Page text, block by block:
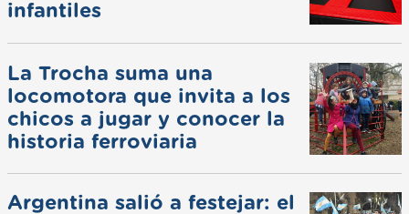
infantiles
La Trocha suma una
locomotora que invita a los
chicos a jugar y conocer la
historia ferroviaria
Argentina salió a festejar: el